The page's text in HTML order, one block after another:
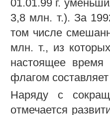
01.01.99 г.
3,8 млн. т.). За
том числе
млн. т., из
настоящее время
флагом
Наряду с
отмечается